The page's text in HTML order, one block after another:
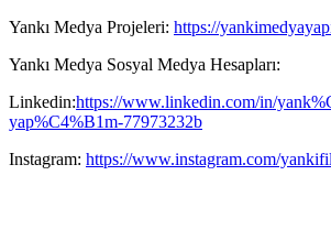
Yankı Medya Projeleri: https://
Yankı Medya Sosyal Medya Hesapları:
Linkedin:https://www.linkedin.com/in/
yap%C4%B1m-77973232b
Instagram: https://www.instagram.com/